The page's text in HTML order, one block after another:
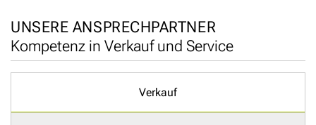
UNSERE ANSPRECHPARTNER
Kompetenz in Verkauf und Service
Verkauf